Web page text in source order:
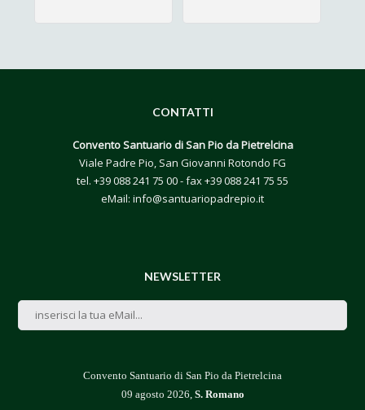
CONTATTI
Convento Santuario di San Pio da Pietrelcina
Viale Padre Pio, San Giovanni Rotondo FG
tel. +39 088 241 75 00- fax +39 088 241 75 55
eMail: info@santuariopadrepio.it
NEWSLETTER
Convento Santuario di San Pio da Pietrelcina
09 agosto 2026, S. Romano